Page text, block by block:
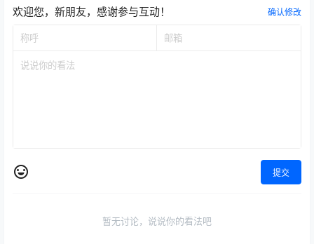
欢迎您，新朋友，感谢参与互动！ 确认修改
提交
暂无讨论，说说你的看法吧